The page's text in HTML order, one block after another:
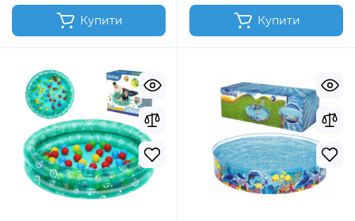
Купити Купити